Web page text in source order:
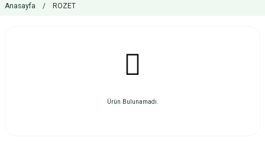
Anasayfa ROZET
Ürün Bulunamadı.